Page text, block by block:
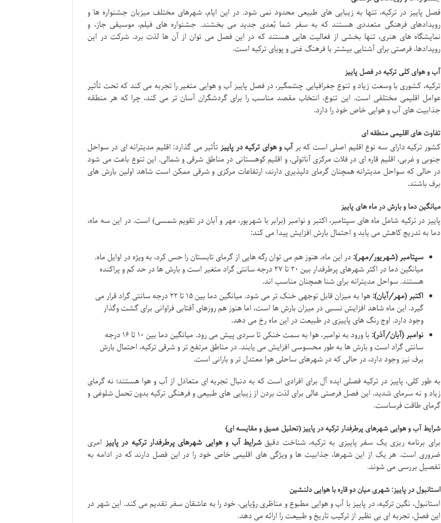
فصل پاییز در ترکیه، تنها به زیبایی های طبیعی محدود نمی شود. در این ایام، شهرهای مختلف میزبان جشنواره ها و
رویدادهای فرهنگی متعددی هستند که به سفر شما بُعدی جدید می بخشند. جشنواره های فیلم، موسیقی جاز، و
نمایشگاه های هنری، تنها بخشی از فعالیت هایی هستند که در این فصل می توان از آن ها لذت برد. شرکت در این
رویدادها، فرصتی برای آشنایی بیشتر با فرهنگ غنی و پویای ترکیه است.
آب و هوای کلی ترکیه در فصل پاییز
ترکیه، کشوری با وسعت زیاد و تنوع جغرافیایی چشمگیر، در فصل پاییز آب و هوایی متغیر را تجربه می کند که تحت تأثیر
عوامل اقلیمی مختلفی است. این تنوع، انتخاب مقصد مناسب را برای گردشگران آسان تر می کند، چرا که هر منطقه
جذابیت های آب و هوایی خاص خود را دارد.
تفاوت های اقلیمی منطقه ای
کشور ترکیه دارای سه نوع اقلیم اصلی است که برآب و هوای ترکیه در پاییزتأثیر می گذارد: اقلیم مدیترانه ای در سواحل
جنوبی و غربی، اقلیم قاره ای در فلات مرکزی آناتولی، و اقلیم کوهستانی در مناطق شرقی و شمالی. این تنوع باعث می شود
در حالی که سواحل مدیترانه همچنان گرمای دلپذیری دارند، ارتفاعات مرکزی و شرقی ممکن است شاهد اولین بارش های
برف باشند.
میانگین دما و بارش در ماه های پاییز
پاییز در ترکیه شامل ماه های سپتامبر، اکتبر و نوامبر (برابر با شهریور، مهر و آبان در تقویم شمسی) است. در این سه ماه،
دما به تدریج کاهش می یابد و احتمال بارش افزایش پیدا می کند:
سپتامبر (شهریور/مهر): در این ماه، هنوز هم می توان رگه هایی از گرمای تابستان را حس کرد، به ویژه در اوایل ماه.
میانگین دما در اکثر شهرهای پرطرفدار بین ۲۰ تا ۲۷ درجه سانتی گراد متغیر است و بارش ها در حد کم و پراکنده
هستند. سواحل مدیترانه برای شنا همچنان مناسب اند.
اکتبر (مهر/آبان):
هوا به میزان قابل توجهی خنک تر می شود. میانگین دما بین ۱۵ تا ۲۲ درجه سانتی گراد قرار می
گیرد. این ماه شاهد افزایش نسبی در میزان بارش ها است، اما هنوز هم روزهای آفتابی فراوانی برای گشت وگذار
وجود دارد. اوج رنگ های پاییزی در طبیعت در این ماه رخ می دهد.
نوامبر (آبان/آذر):
با ورود به نوامبر، هوا به سمت خنکی تا سردی پیش می رود. میانگین دما بین ۱۰ تا ۱۶ درجه
سانتی گراد است و بارش ها به طور محسوسی افزایش می یابند. در مناطق مرتفع تر و شرقی ترکیه، احتمال بارش
برف نیز وجود دارد، در حالی که در شهرهای ساحلی هوا معتدل تر و بارانی است.
به طور کلی، پاییز در ترکیه فصلی ایده آل برای افرادی است که به دنبال تجربه ای متعادل از آب و هوا هستند؛ نه گرمای
زیاد و نه سرمای شدید. این فصل فرصتی عالی برای لذت بردن از زیبایی های طبیعی و فرهنگی ترکیه بدون تحمل شلوغی و
گرمای طاقت فرساست.
شرایط آب و هوایی شهرهای پرطرفدار ترکیه در پاییز (تحلیل عمیق و مقایسه ای)
برای برنامه ریزی یک سفر پاییزی به ترکیه، شناخت دقیقشرایط آب و هوایی شهرهای پرطرفدار ترکیه در پاییز امری
ضروری است. هر یک از این شهرها، جذابیت ها و ویژگی های اقلیمی خاص خود را در این فصل دارند که در ادامه به
تفصیل بررسی می شوند.
استانبول در پاییز: شهری میان دو قاره با هوایی دلنشین
استانبول، نگین ترکیه، در پاییز با آب و هوایی مطبوع و مناظری رؤیایی، خود را به عاشقان سفر تقدیم می کند. این شهر در
این فصل، تجربه ای بی نظیر از ترکیب تاریخ و طبیعت را ارائه می دهد.